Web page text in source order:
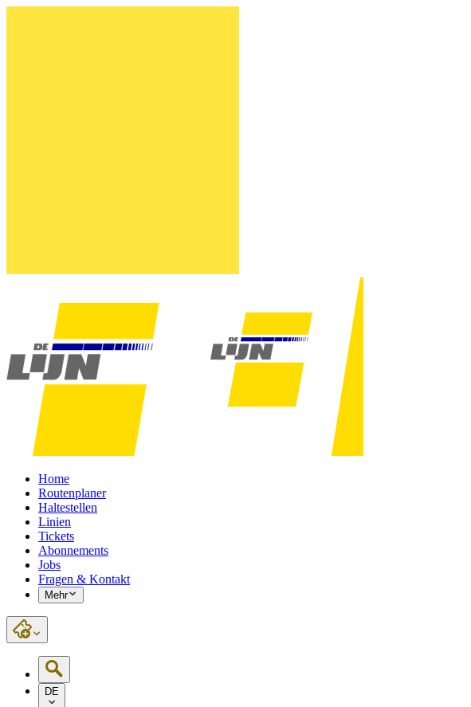
Home
Routenplaner
Haltestellen
Linien
Tickets
Abonnements
Jobs
Fragen & Kontakt
Mehr
DE